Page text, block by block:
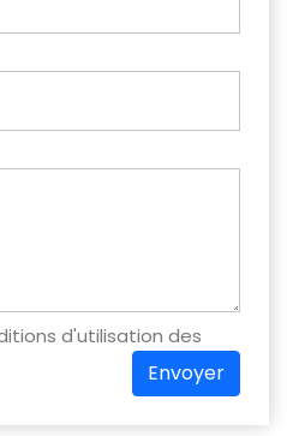
d'utilisation des
Envoyer